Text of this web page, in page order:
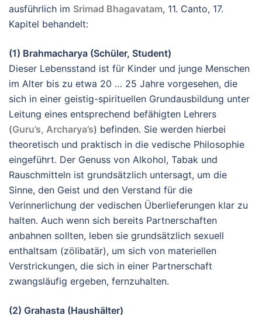
ausführlich im Srimad Bhagavatam, 11. Canto, 17.
Kapitel behandelt:
(1) Brahmacharya (Schüler, Student)
Dieser Lebensstand ist für Kinder und junge Menschen
im Alter bis zu etwa 20 … 25 Jahre vorgesehen, die
sich in einer geistig-spirituellen Grundausbildung unter
Leitung eines entsprechend befähigten Lehrers
(Guru’s, Archarya’s) befinden. Sie werden hierbei
theoretisch und praktisch in die vedische Philosophie
eingeführt. Der Genuss von Alkohol, Tabak und
Rauschmitteln ist grundsätzlich untersagt, um die
Sinne, den Geist und den Verstand für die
Verinnerlichung der vedischen Überlieferungen klar zu
halten. Auch wenn sich bereits Partnerschaften
anbahnen sollten, leben sie grundsätzlich sexuell
enthaltsam (zölibatär), um sich von materiellen
Verstrickungen, die sich in einer Partnerschaft
zwangsläufig ergeben, fernzuhalten.
(2) Grahasta (Haushälter)